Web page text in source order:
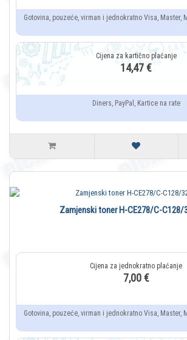
Gotovina, pouzeće, virman i jednokratno Visa, Master,
14,47 €
Diners, PayPal, Kartice na rate
Zamjenski toner H-CE278/C-C128/
7,00 €
Gotovina, pouzeće, virman i jednokratno Visa, Master,